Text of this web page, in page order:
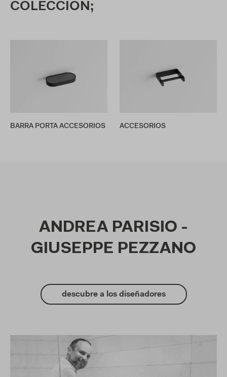
COLECCIÓN;
BARRA PORTA ACCESORIOS ACCESORIOS
ANDREA PARISIO -
GIUSEPPE PEZZANO
descubre a los diseñadores